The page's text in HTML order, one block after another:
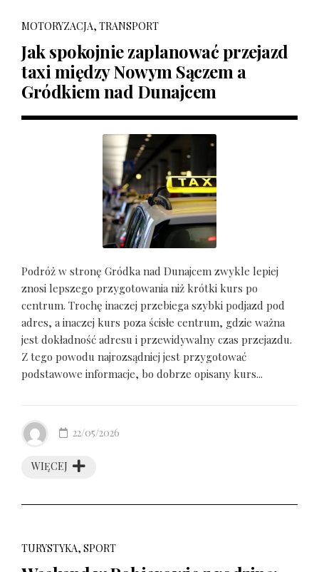
MOTORYZACJA, TRANSPORT
Jak spokojnie zaplanować przejazd
taxi między Nowym Sączem a
Gródkiem nad Dunajcem
Podróż w stronę Gródka nad Dunajcem zwykle lepiej
znosi lepszego przygotowania niż krótki kurs po
centrum. Trochę inaczej przebiega szybki podjazd pod
adres, a inaczej kurs poza ścisłe centrum, gdzie ważna
jest dokładność adresu i przewidywalny czas przejazdu.
Z tego powodu najrozsądniej jest przygotować
podstawowe informacje, bo dobrze opisany kurs...
WIĘCEJ
22/05/2026
TURYSTYKA, SPORT